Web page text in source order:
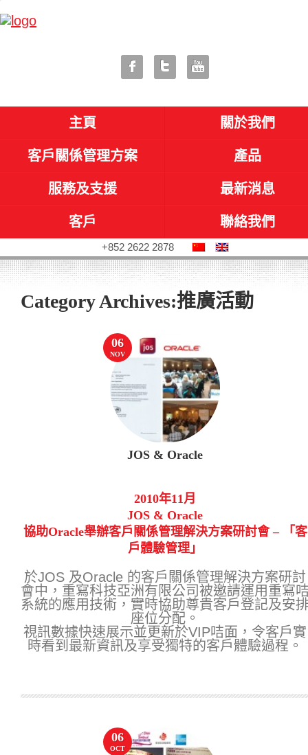
主頁 關於我們
客戶關係管理方案 產品
服務及支援 最新消息
客戶 聯絡我們
+852 2622 2878
Category Archives:推廣活動
06
NOV
JOS & Oracle
2010年11月
JOS & Oracle
協助Oracle舉辦客戶關係管理解決方案研討會 – 「客
戶體驗管理」
於JOS 及Oracle 的客戶關係管理解決方案研討
會中，重寫科技亞洲有限公司被邀請運用重寫
系統的應用技術，實時協助尊貴客戶登記及安
座位分配。
視訊數據快速展示並更新於VIP咭面，令客戶實
時看到最新資訊及享受獨特的客戶體驗過程。
06
OCT